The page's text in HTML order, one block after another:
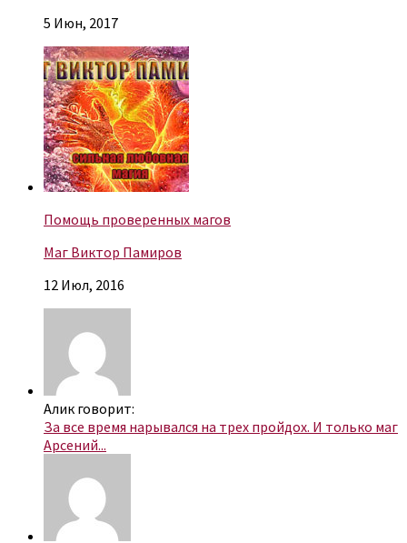
5 Июн, 2017
Помощь проверенных магов
Маг Виктор Памиров
12 Июл, 2016
Алик говорит:
За все время нарывался на трех пройдох. И только маг
Арсений...